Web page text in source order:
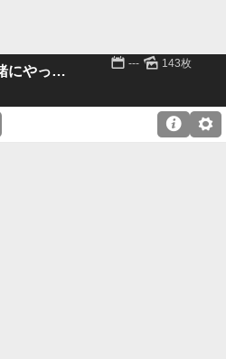
未来へ繋げ、みんなで一緒にやってみよう塗ってみよう 📅 --- 🌄 143枚
⚙
